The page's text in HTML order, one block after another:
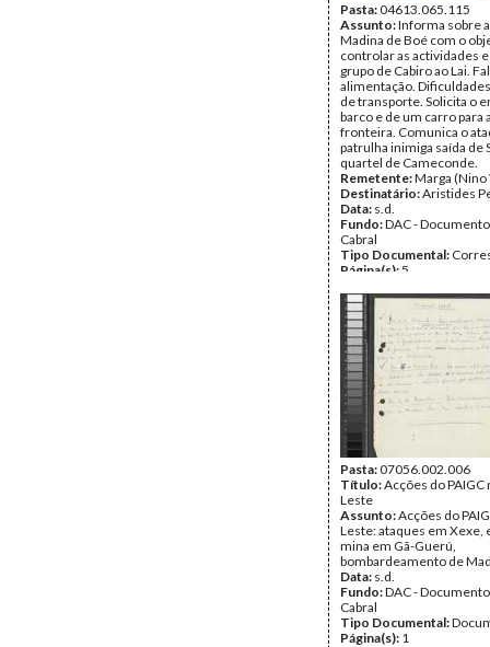
Pasta:04613.065.115
Assunto:Informa sobre
Madina de Boé com o
controlar as actividades
grupo de Cabiro ao Lai.
alimentação.
de transporte. Solicita o
barco e de um carro para
fronteira. Comunica o
patrulha inimiga saída de
quartel de Cameconde.
Remetente:Marga (Nino
Destinatário:Aristides
Data: s.d.
Fundo:DAC -
Cabral
Tipo Documental:
Página(s): 5
Pasta:07056.002.006
Título:Acções do PAIGC
Leste
Assunto:Acções do
Leste: ataques em Xexe,
mina em Gã-Guerú,
bombardeamento de
Data: s.d.
Fundo:DAC -
Cabral
Tipo Documental:
Página(s): 1